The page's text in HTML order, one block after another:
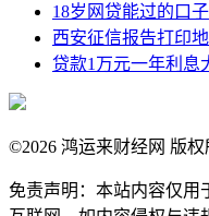
18岁网贷能过的口子
西安征信报告打印
贷款1万元一年利息
©2026 鸿运来财经网 版权
免责声明：本站内容仅用